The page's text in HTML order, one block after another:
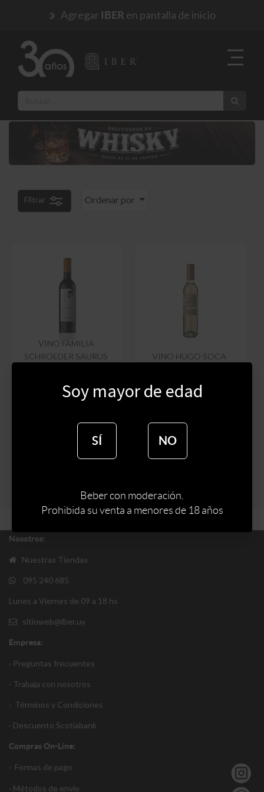
Agregar IBER en pantalla de inicio
Ordenar por
Filtrar
VINO FAMILIA
SCHROEDER SAURUS
1290
VINO HUGO SOCA
$
Nosotros:
Nuestras Tiendas
095 240 685
Lunes a Viernes de 09 a 18 hs
sitioweb@iber.uy
Empresa:
· Preguntas frecuentes
· Trabaja con nosotros
· Términos y Condiciones
· Descuento Scotiabank
Compras On-Line:
· Formas de pago
· Métodos de envío
Soy mayor de edad
SÍ NO
Beber con moderación.
Prohibida su venta a menores de 18 años